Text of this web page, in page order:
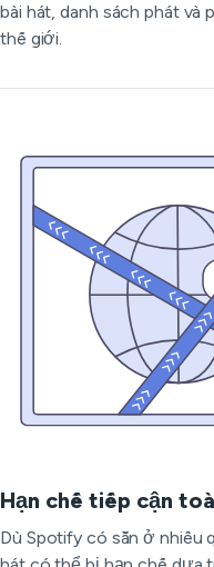
bài hát, danh sách phát
thế giới.
Hạn chế tiếp cận
Dù Spotify có sẵn ở nhiều